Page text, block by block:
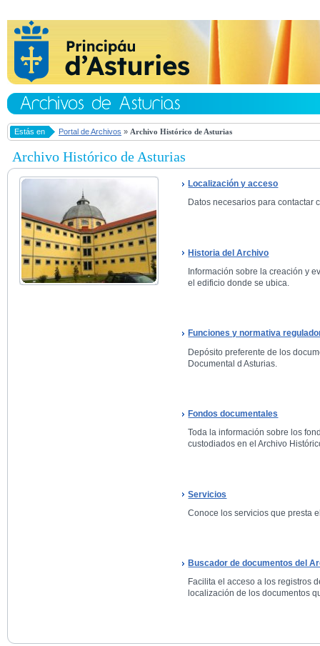
Estás en Portal de Archivos » Archivo Histórico de Asturias
Archivo Histórico de Asturias
Localización y acceso
Datos necesarios para contactar
Historia del Archivo
Información sobre la creación y
el edificio donde se ubica.
Funciones y normativa
Depósito preferente de los
Documental d Asturias.
Fondos documentales
Toda la información sobre los
custodiados en el Archivo
Servicios
Conoce los servicios que presta
Buscador de documentos del
Facilita el acceso a los registros
localización de los documentos